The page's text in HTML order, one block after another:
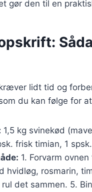
gør den til en
lidt tid og
du kan følge for
1,5 kg svinekød
frisk timian, 1
1. Forvarm
hvidløg, rosmarin,
det sammen. 5.